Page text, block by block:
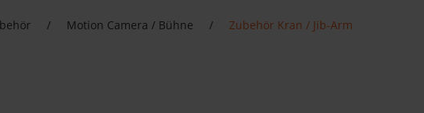
/ Motion Camera / Bühne / Zubehör Kran / Jib-Arm